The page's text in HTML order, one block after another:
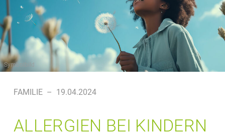
Symbolbild
FAMILIE – 19.04.2024
ALLERGIEN BEI KINDERN